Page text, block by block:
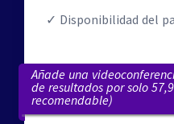
Disponibilidad del
Añade una
de resultados por solo
recomendable)